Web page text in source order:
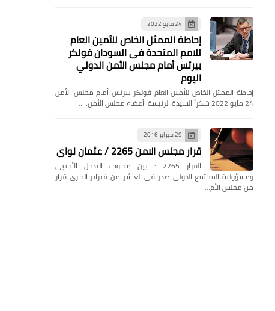
24 مايو 2022
إحاطة الممثل الخاص للأمين العام
للامم المتحدة فى السودان فولكر
بيرتس أمام مجلس الأمن الدولي
اليوم
إحاطة الممثل الخاص للأمين العام فولكر بيرتس أمام مجلس الأمن
24 مايو 2022 شكراً السيدة الرئيسة، أعضاء مجلس الأمن، …
29 فبراير 2016
قرار مجلس الامن 2265 / عثمان نواى
القرار 2265 : بين مخاوف التدخل الأجنبي
ومسؤولية المجتمع الدولي صدر في العاشر من فبراير الجارى قرار
من مجلس الأم…